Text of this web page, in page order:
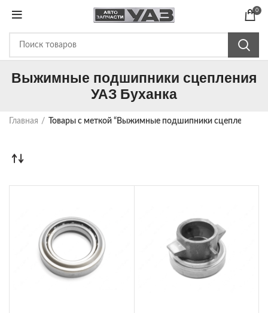
0
Выжимные подшипники сцепления
УАЗ Буханка
Главная Товары с меткой “Выжимные подшипники сцепления